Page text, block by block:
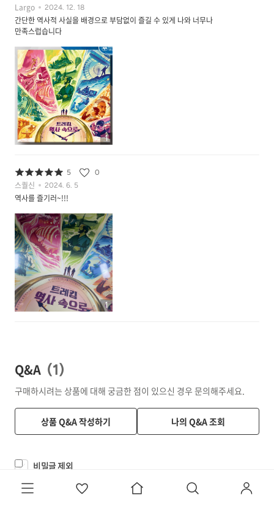
Largo 2024. 12. 18
간단한 역사적 사실을 배경으로 부담없이 즐길 수 있게 나와 너무나
만족스럽습니다
1
5 0
스퀄신 2024. 6. 5
역사를 즐기러~!!!
1
Q&A (1)
구매하시려는 상품에 대해 궁금한 점이 있으신 경우 문의해주세요.
상품 Q&A 작성하기 나의 Q&A 조회
비밀글 제외
답변상태